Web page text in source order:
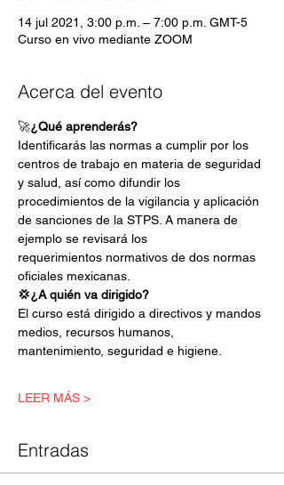
14 jul 2021, 3:00 p.m. – 7:00 p.m. GMT-5
Curso en vivo mediante ZOOM
Acerca del evento
🚀¿Qué aprenderás?
Identificarás las normas a cumplir por los
centros de trabajo en materia de seguridad
y salud, así como difundir los
procedimientos de la vigilancia y aplicación
de sanciones de la STPS. A manera de
ejemplo se revisará los
requerimientos normativos de dos normas
oficiales mexicanas.
💢¿A quién va dirigido?
El curso está dirigido a directivos y mandos
medios, recursos humanos,
mantenimiento, seguridad e higiene.
LEER MÁS >
Entradas